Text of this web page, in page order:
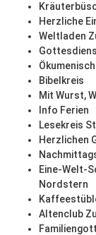
Herzliche
Weltladen
Bibelkreis
Mit Wurst,
Info Ferien
Lesekreis
Herzlichen
Eine-Welt-
Nordstern
Altenclub